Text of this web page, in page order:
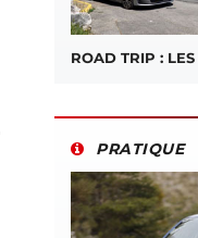
ROAD TRIP :
PRATIQUE